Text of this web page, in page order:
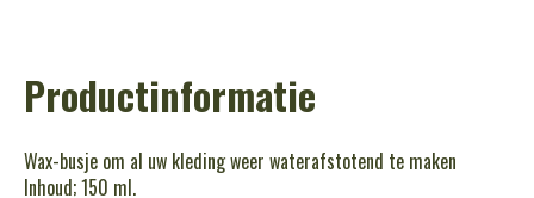
Productinformatie
Wax-busje om al uw kleding weer waterafstotend te maken
Inhoud; 150 ml.